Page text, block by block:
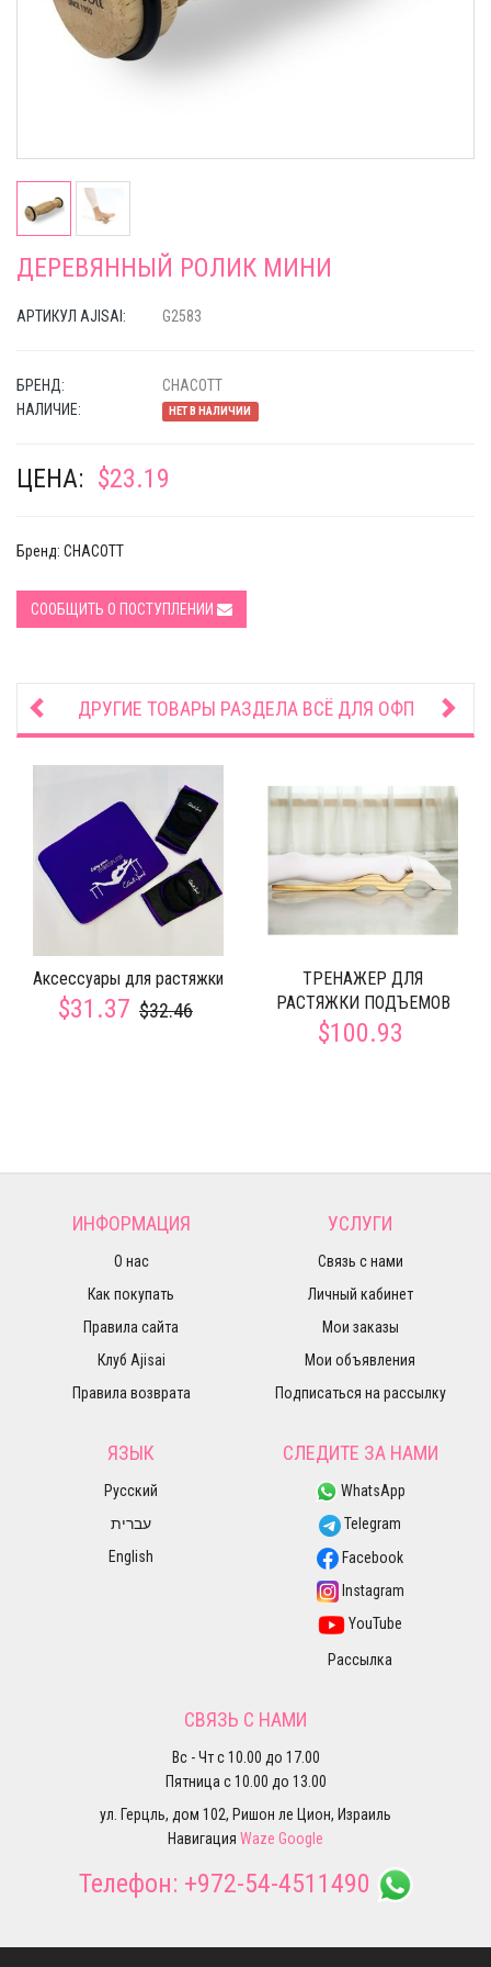
ДЕРЕВЯННЫЙ РОЛИК МИНИ
АРТИКУЛ AJISAI: G2583
БРЕНД:
CHACOTT
НАЛИЧИЕ:
НЕТ В НАЛИЧИИ
ЦЕНА: $23.19
Бренд: CHACOTT
СООБЩИТЬ О ПОСТУПЛЕНИИ
ДРУГИЕ ТОВАРЫ РАЗДЕЛА ВСЁ ДЛЯ ОФП
Аксессуары для растяжки
$31.37 $32.46
ТРЕНАЖЕР ДЛЯ
РАСТЯЖКИ ПОДЪЕМОВ
$100.93
ИНФОРМАЦИЯ
О нас
Как покупать
Правила сайта
Клуб Ajisai
Правила возврата
УСЛУГИ
Связь с нами
Личный кабинет
Мои заказы
Мои объявления
Подписаться на рассылку
ЯЗЫК
Русский
עברית
English
СЛЕДИТЕ ЗА НАМИ
WhatsApp
Telegram
Facebook
Instagram
YouTube
Рассылка
СВЯЗЬ С НАМИ
Вс - Чт с 10.00 до 17.00
Пятница с 10.00 до 13.00
ул. Герцль, дом 102, Ришон ле Цион, Израиль
Навигация Waze Google
Телефон: +972-54-4511490